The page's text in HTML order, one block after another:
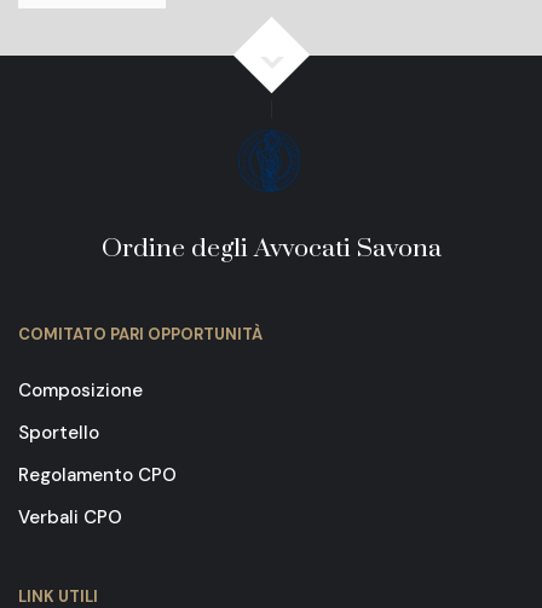
Ordine degli Avvocati Savona
COMITATO PARI OPPORTUNITÀ
Composizione
Sportello
Regolamento CPO
Verbali CPO
LINK UTILI